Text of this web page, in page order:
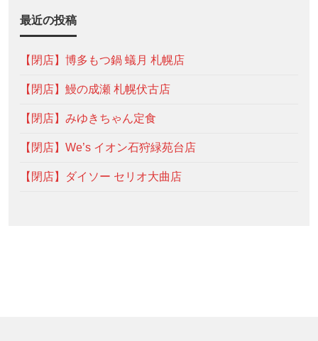
最近の投稿
【閉店】博多もつ鍋 蟻月 札幌店
【閉店】鰻の成瀬 札幌伏古店
【閉店】みゆきちゃん定食
【閉店】We’s イオン石狩緑苑台店
【閉店】ダイソー セリオ大曲店